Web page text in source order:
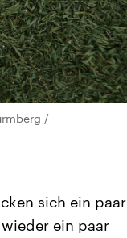
/
sich ein paar
ein paar